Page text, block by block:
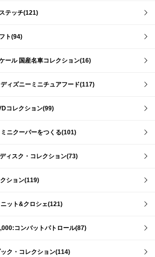
テッチ(121)
ト(94)
ール 国産名車コレクション(16)
ィズニーミニチュアフード(117)
コレクション(99)
ニクーパーをつくる(101)
ィスク・コレクション(73)
ション(119)
ット&クロシェ(121)
コンバットパトロール(87)
ク・コレクション(114)